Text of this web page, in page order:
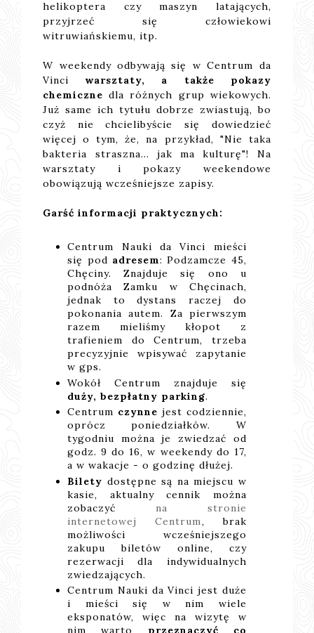
helikoptera czy maszyn latających,
przyjrzeć się człowiekowi
witruwiańskiemu, itp.
W weekendy odbywają się w Centrum da
Vinci warsztaty, a także pokazy
chemiczne dla różnych grup wiekowych.
Już same ich tytułu dobrze zwiastują, bo
czyż nie chcielibyście się dowiedzieć
więcej o tym, że, na przykład, "Nie taka
bakteria straszna... jak ma kulturę"! Na
warsztaty i pokazy weekendowe
obowiązują wcześniejsze zapisy.
Garść informacji praktycznych:
Centrum Nauki da Vinci mieści
się pod adresem: Podzamcze 45,
Chęciny. Znajduje się ono u
podnóża Zamku w Chęcinach,
jednak to dystans raczej do
pokonania autem. Za pierwszym
razem mieliśmy kłopot z
trafieniem do Centrum, trzeba
precyzyjnie wpisywać zapytanie
w gps.
Wokół Centrum znajduje się
duży, bezpłatny parking.
Centrum czynne jest codziennie,
oprócz poniedziałków. W
tygodniu można je zwiedzać od
godz. 9 do 16, w weekendy do 17,
a w wakacje - o godzinę dłużej.
Bilety dostępne są na miejscu w
kasie, aktualny cennik można
zobaczyć na stronie
internetowej Centrum, brak
możliwości wcześniejszego
zakupu biletów online, czy
rezerwacji dla indywidualnych
zwiedzających.
Centrum Nauki da Vinci jest duże
i mieści się w nim wiele
eksponatów, więc na wizytę w
nim warto przeznaczyć co